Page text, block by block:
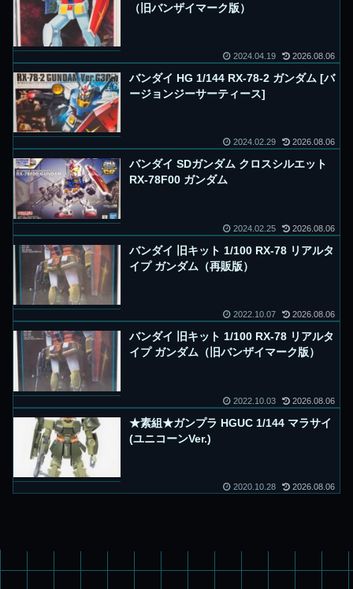
（旧バンザイマーク版）
2024.04.19 2026.08.06
バンダイ HG 1/144 RX-78-2 ガンダム [バ
ージョンジーサーティース]
2024.02.29 2026.08.06
バンダイ SDガンダム クロスシルエット
RX-78F00 ガンダム
2024.02.25 2026.08.06
バンダイ 旧キット 1/100 RX-78 リアルタ
イプ ガンダム（再販版）
2022.10.07 2026.08.06
バンダイ 旧キット 1/100 RX-78 リアルタ
イプ ガンダム（旧バンザイマーク版）
2022.10.03 2026.08.06
★素組★ガンプラ HGUC 1/144 マラサイ
(ユニコーンVer.)
2020.10.28 2026.08.06